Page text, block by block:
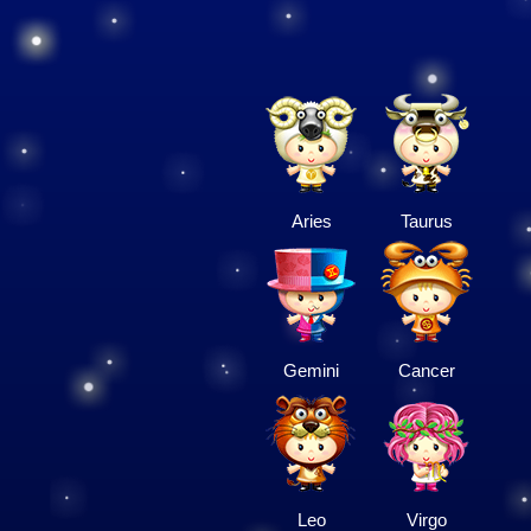
Aries Taurus
Gemini Cancer
Leo Virgo